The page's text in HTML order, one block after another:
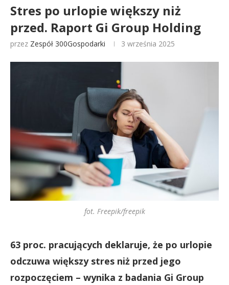
Stres po urlopie większy niż
przed. Raport Gi Group Holding
przez Zespół 300Gospodarki 3 września 2025
fot. Freepik/freepik
63 proc. pracujących deklaruje, że po urlopie
odczuwa większy stres niż przed jego
rozpoczęciem – wynika z badania Gi Group